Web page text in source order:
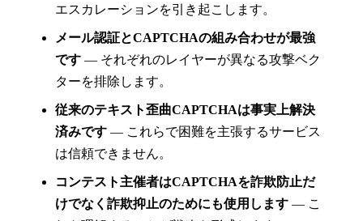
エスカレーションを引き起こします。
メール認証とCAPTCHAの組み合わせが最強
です — それぞれのレイヤーが異なる攻撃ベク
ターを排除します。
従来のテキスト歪曲CAPTCHAは事実上解決
済みです — これらで困難を主張するサービス
は信頼できません。
コンテスト主催者はCAPTCHAを詐欺防止だ
けでなく詐欺抑止のためにも使用します — こ